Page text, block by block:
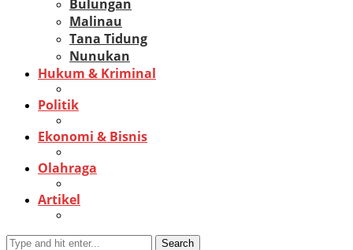
Bulungan
Malinau
Tana Tidung
Nunukan
Hukum & Kriminal
Politik
Ekonomi & Bisnis
Olahraga
Artikel
Search